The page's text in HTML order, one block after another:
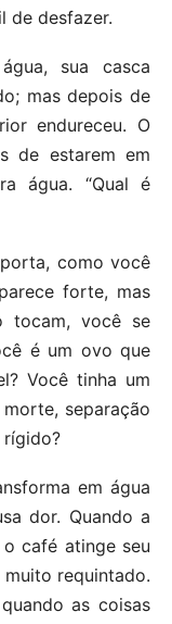
de desfazer.
sua casca
mas depois de
endureceu. O
de estarem em
água. “Qual é
como você
forte, mas
tocam, você se
é um ovo que
Você tinha um
separação
rígido?
em água
dor. Quando a
café atinge seu
requintado.
as coisas